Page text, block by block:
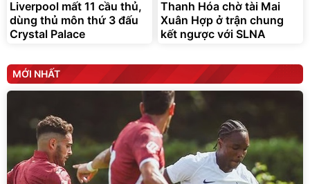
Liverpool mất 11 cầu thủ,
dùng thủ môn thứ 3 đấu
Crystal Palace
Thanh Hóa chờ tài Mai
Xuân Hợp ở trận chung
kết ngược với SLNA
MỚI NHẤT